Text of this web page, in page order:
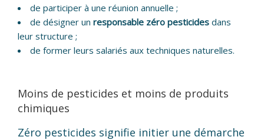
de participer à une réunion annuelle ;
de désigner un responsable zéro pesticides dans
leur structure ;
de former leurs salariés aux techniques naturelles.
Moins de pesticides et moins de produits
chimiques
Zéro pesticides signifie initier une démarche